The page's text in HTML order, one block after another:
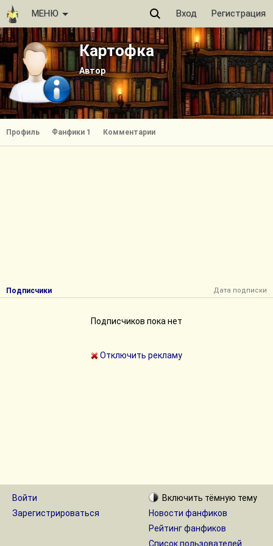
МЕНЮ Вход Регистрация
Картофка
Автор
Профиль Фанфики 1 Комментарии
Подписчики Дата подписки
Подписчиков пока нет
Отключить рекламу
Войти
Зарегистрироваться
Включить тёмную тему
Новости фанфиков
Рейтинг фанфиков
Список пользователей